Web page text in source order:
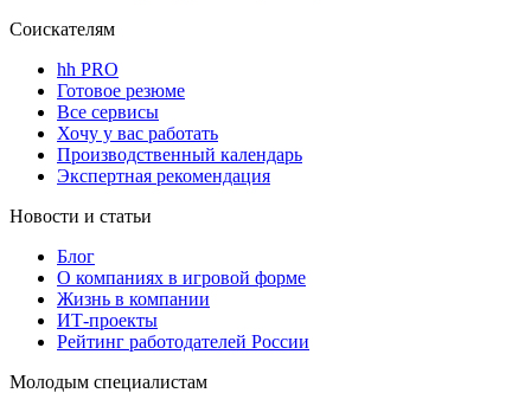
Соискателям
hh PRO
Готовое резюме
Все сервисы
Хочу у вас работать
Производственный календарь
Экспертная рекомендация
Новости и статьи
Блог
О компаниях в игровой форме
Жизнь в компании
ИТ-проекты
Рейтинг работодателей России
Молодым специалистам